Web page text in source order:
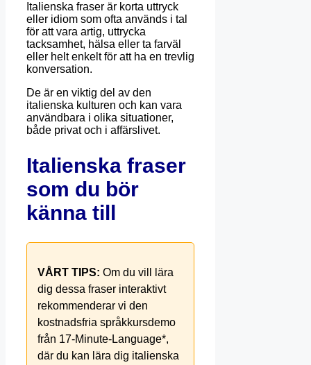
Italienska fraser är korta uttryck
eller idiom som ofta används i tal
för att vara artig, uttrycka
tacksamhet, hälsa eller ta farväl
eller helt enkelt för att ha en trevlig
konversation.
De är en viktig del av den
italienska kulturen och kan vara
användbara i olika situationer,
både privat och i affärslivet.
Italienska fraser
som du bör
känna till
VÅRT TIPS: Om du vill lära
dig dessa fraser interaktivt
rekommenderar vi den
kostnadsfria språkkursdemo
från 17-Minute-Language*,
där du kan lära dig italienska